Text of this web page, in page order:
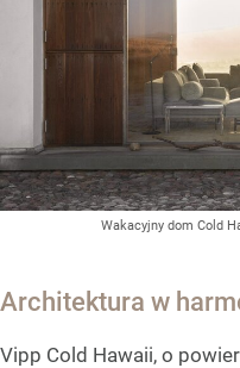
Wakacyjny dom Cold
Architektura w
Vipp Cold Hawaii, o